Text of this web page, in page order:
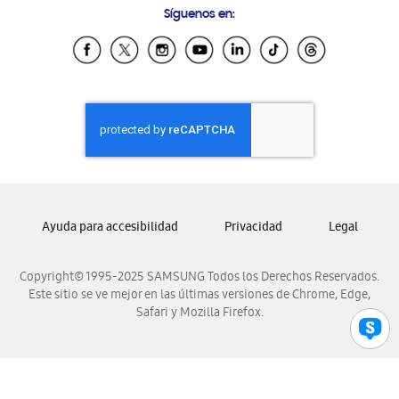
Samsung Ecuador
Samsung El Salvador
Samsung Honduras
Samsung Nicaragua
Samsung Panamá
Samsung Venezuela
Síguenos en:
Copyright© 1995-2025 SAMSUNG Todos los Derechos Reservados.
Este sitio se ve mejor en las últimas versiones de Chrome, Edge,
Safari y Mozilla Firefox.
Ayuda para accesibilidad Privacidad Legal